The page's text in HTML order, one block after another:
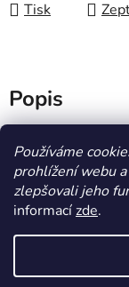
Používáme
prohlížení webu
zlepšovali jeho
informacízde.
Tisk
Popis
Diskuze
HOMOLA-